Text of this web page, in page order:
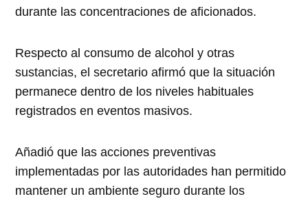
durante las concentraciones de aficionados.
Respecto al consumo de alcohol y otras
sustancias, el secretario afirmó que la situación
permanece dentro de los niveles habituales
registrados en eventos masivos.
Añadió que las acciones preventivas
implementadas por las autoridades han permitido
mantener un ambiente seguro durante los